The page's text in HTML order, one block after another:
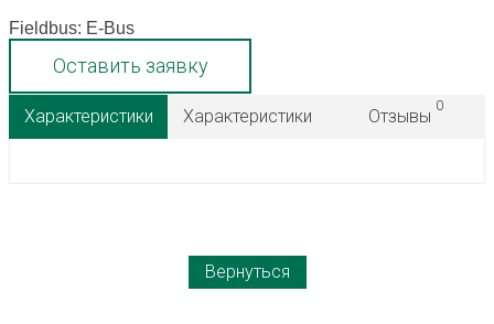
Fieldbus: E-Bus
Оставить заявку
Характеристики Характеристики Отзывы
0
Вернуться